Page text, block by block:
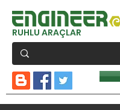
RUHLU ARAÇLAR